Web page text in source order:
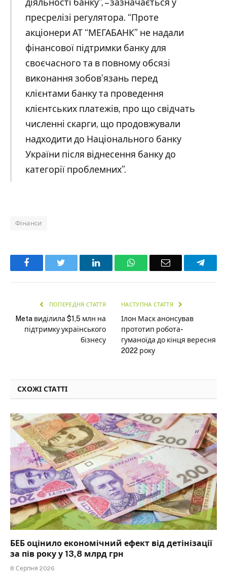
діяльності банку”, – зазначається у
пресрелізі регулятора. “Проте
акціонери АТ “МЕГАБАНК” не надали
фінансової підтримки банку для
своєчасного та в повному обсязі
виконання зобов’язань перед
клієнтами банку та проведення
клієнтських платежів, про що свідчать
численні скарги, що продовжували
надходити до Національного банку
України після віднесення банку до
категорії проблемних”.
Фінанси
Facebook LinkedInWhatsAppEmail
ПОПЕРЕДНЯ СТАТТЯ
Meta виділила $1,5 млн на
підтримку українського
бізнесу
НАСТУПНА СТАТТЯ
Ілон Маск анонсував
прототип робота-
гуманоїда до кінця вересня
2022 року
СХОЖІ СТАТТІ
БЕБ оцінило економічний ефект від детінізації
за пів року у 13,8 млрд грн
8 Серпня 2026